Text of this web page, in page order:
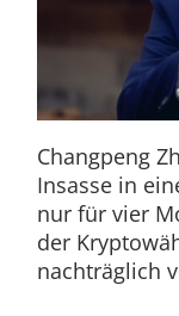
Changpeng
Insasse in
nur für vier
der
nachträglich